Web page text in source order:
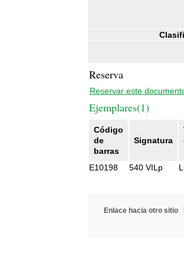
Reserva
Reservar este
Ejemplares(1)
Código
de
barras
Signatura
E10198
540 VILp
Enlace hacia otro sitio